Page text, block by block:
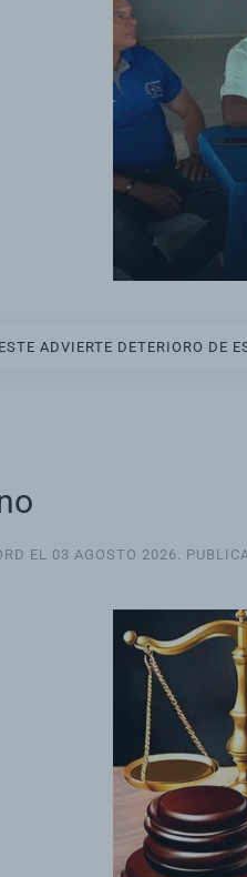
ADVIERTE DETERIORO DE
EL 03 AGOSTO 2026.